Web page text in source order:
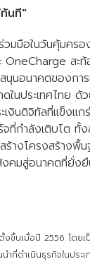
นที"
วมมือในวันคุ้มคร
ะ OneCharge สะ
นุนอนาคตของการ
ในประเทศไทย ด้
เงินดิจิทัลที่แข็งแก
จที่กำลังเติบโต ทั้
างโครงสร้างพื้น
คมสู่อนาคตที่ยั่ง
งขึ้นเมื่อปี 2556 โดยเ
ำที่ดำเนินธุรกิจในประเ